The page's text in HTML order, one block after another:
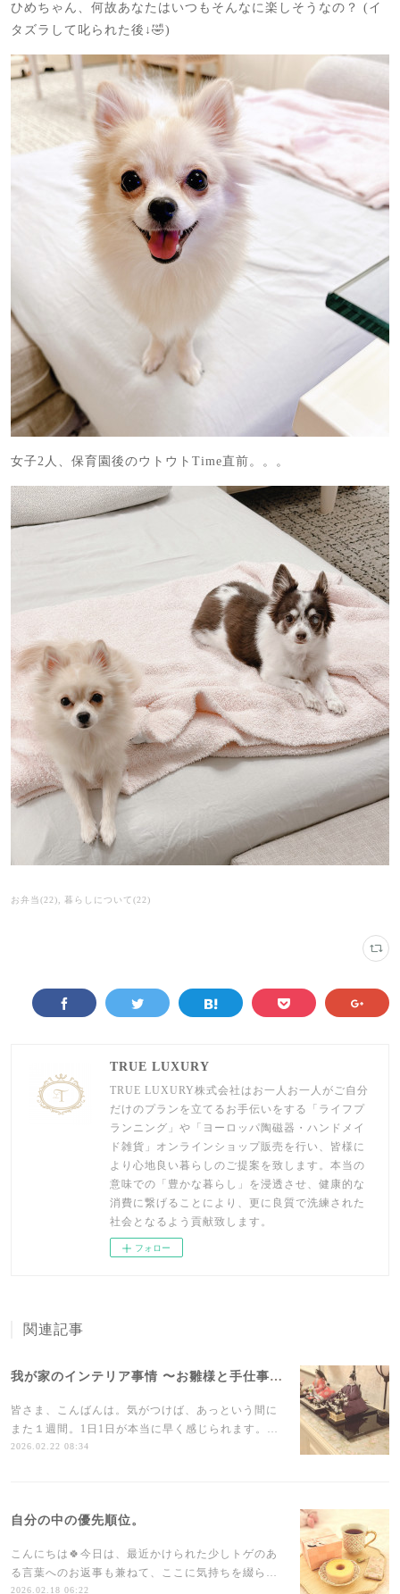
ひめちゃん、何故あなたはいつもそんなに楽しそうなの？ (イ
タズラして叱られた後↓🤣)
女子2人、保育園後のウトウトTime直前。。。
お弁当(22) 暮らしについて(22)
TRUE LUXURY
TRUE LUXURY株式会社はお一人お一人がご自分
だけのプランを立てるお手伝いをする「ライフプ
ランニング」や「ヨーロッパ陶磁器・ハンドメイ
ド雑貨」オンラインショップ販売を行い、皆様に
より心地良い暮らしのご提案を致します。本当の
意味での「豊かな暮らし」を浸透させ、健康的な
消費に繋げることにより、更に良質で洗練された
社会となるよう貢献致します。
フォロー
関連記事
我が家のインテリア事情 〜お雛様と手仕事〜
皆さま、こんばんは。気がつけば、あっという間に
また１週間。1日1日が本当に早く感じられます。…
2026.02.22 08:34
自分の中の優先順位。
こんにちは🍀今日は、最近かけられた少しトゲのあ
る言葉へのお返事も兼ねて、ここに気持ちを綴ら…
2026.02.18 06:22